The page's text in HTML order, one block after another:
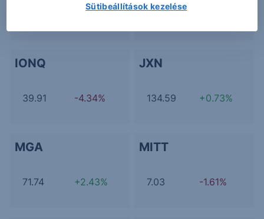
-1.25% 2.89
IONQ
39.91 -4.34%
JXN
134.59 +0.73%
MGA
71.74 +2.43%
MITT
7.03 -1.61%
Sütibeállítások kezelése